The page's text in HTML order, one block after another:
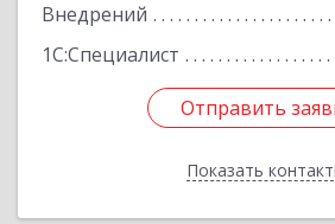
Внедрений
1С:Специалист
Отправить
Показать
Отправить
Назад